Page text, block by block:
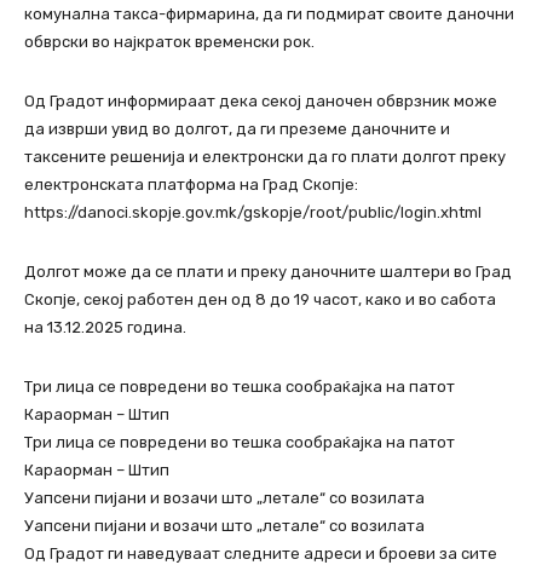
комунална такса-фирмарина, да ги подмират своите даночни
обврски во најкраток временски рок.
Од Градот информираат дека секој даночен обврзник може
да изврши увид во долгот, да ги преземе даночните и
таксените решенија и електронски да го плати долгот преку
електронската платформа на Град Скопје:
https://danoci.skopje.gov.mk/gskopje/root/public/login.xhtml
Долгот може да се плати и преку даночните шалтери во Град
Скопје, секој работен ден од 8 до 19 часот, како и во сабота
на 13.12.2025 година.
Три лица се повредени во тешка сообраќајка на патот
Караорман – Штип
Три лица се повредени во тешка сообраќајка на патот
Караорман – Штип
Уапсени пијани и возачи што „летале“ со возилата
Уапсени пијани и возачи што „летале“ со возилата
Од Градот ги наведуваат следните адреси и броеви за сите